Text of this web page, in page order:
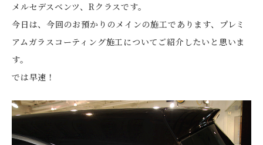
メルセデスベンツ、Rクラスです。
今日は、今回のお預かりのメインの施工であります、プレミ
アムガラスコーティング施工についてご紹介したいと思いま
す。
では早速！